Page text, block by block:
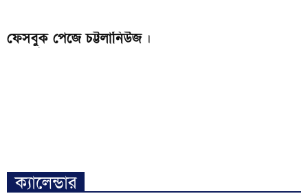
ফেসবুক পেজে চট্টলানিউজ ।
ক্যালেন্ডার